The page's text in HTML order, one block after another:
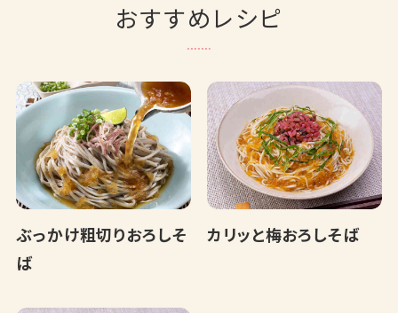
おすすめレシピ
ぶっかけ粗切りおろしそ
ば
カリッと梅おろしそば